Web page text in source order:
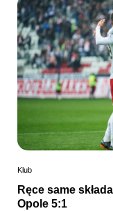
Klub
Ręce same
Opole 5:1